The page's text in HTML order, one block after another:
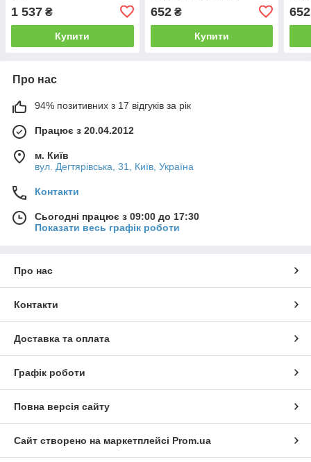
1 537 ₴
Купити
652₴
Купити
652
Про нас
94% позитивних з 17 відгуків за рік
Працює з 20.04.2012
м. Київ
вул. Дегтярівська, 31, Київ, Україна
Контакти
Сьогодні працює з 09:00 до 17:30
Показати весь графік роботи
Про нас
Контакти
Доставка та оплата
Графік роботи
Повна версія сайту
Сайт створено на маркетплейсі Prom.ua